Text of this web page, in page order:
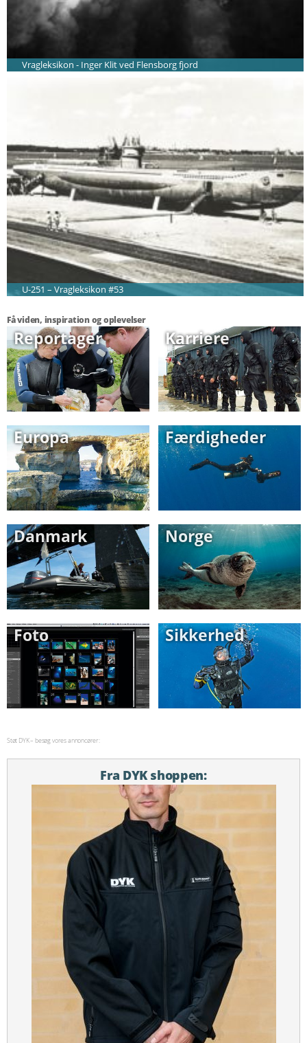
Vragleksikon - Inger Klit ved Flensborg fjord
U-251 – Vragleksikon #53
Få viden, inspiration og oplevelser
Reportager Karriere
Europa Færdigheder
Danmark Norge
Foto Sikkerhed
Støt DYK – besøg vores annoncører:
Fra DYK shoppen: